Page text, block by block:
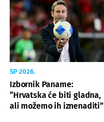
SP 2026.
Izbornik Paname:
“Hrvatska će biti gladna,
ali možemo ih iznenaditi”